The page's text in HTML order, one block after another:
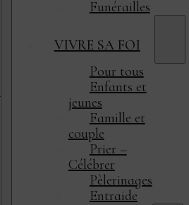
Funérailles
VIVRE SA FOI
Pour tous
Enfants et
jeunes
Famille et
couple
Prier –
Célébrer
Pèlerinages
Entraide